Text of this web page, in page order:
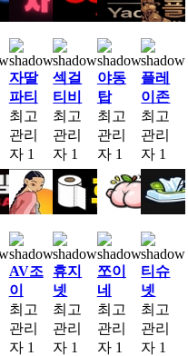
자딸
파티
최고
관리
자 1
섹걸
티비
최고
관리
자 1
야동
탑
최고
관리
자 1
플레
이존
최고
관리
자 1
AV조
이
최고
관리
자 1
휴지
넷
최고
관리
자 1
쪼이
네
최고
관리
자 1
티슈
넷
최고
관리
자 1